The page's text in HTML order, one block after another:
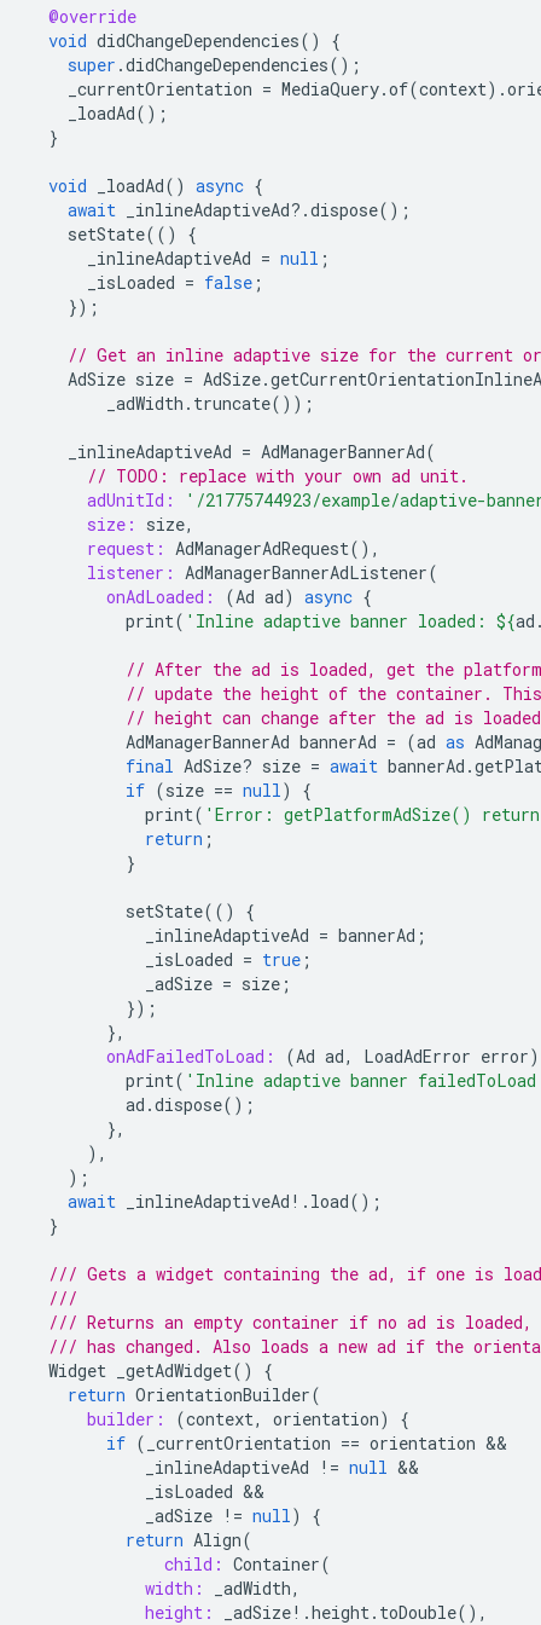
@override
void didChangeDependencies()
{
super .didChangeDependencies();
_currentOrientation = MediaQuery.of(context).
_loadAd();
}
void _loadAd() async {
await
_inlineAdaptiveAd? .dispose();
setState(()
{
_inlineAdaptiveAd = null ;
_isLoaded = false ;
});
// Get an inline adaptive size for the current
AdSize size = AdSize.
_adWidth . truncate());
_inlineAdaptiveAd = AdManagerBannerAd(
// TODO: replace with your own ad unit.
adUnitId:
'/21775744923/example/adaptive-
size:
size,
request:
AdManagerAdRequest(),
listener:
AdManagerBannerAdListener(
onAdLoaded:
(Ad ad) async {
print( 'Inline adaptive banner loaded: ${ad
// After the ad is loaded, get the
// update the height of the container. This
// height can change after the ad is
AdManagerBannerAd bannerAd = (ad as
final AdSize? size = await bannerAd .
if (size == null )
{
print( 'Error: getPlatformAdSize()
return ;
}
setState(()
{
_inlineAdaptiveAd = bannerAd ;
_isLoaded = true ;
_adSize = size ;
});
},
onAdFailedToLoad:
(Ad ad, LoadAdError error)
print( 'Inline adaptive banner
ad .dispose();
},
),
);
await
_inlineAdaptiveAd ! . load();
}
/// Gets a widget containing the ad, if one is
///
/// Returns an empty container if no ad is
/// has changed. Also loads a new ad if the
Widget
_getAdWidget()
{
return OrientationBuilder(
builder:
(context, orientation)
{
if ( _currentOrientation == orientation
_inlineAdaptiveAd
!= null
_isLoaded
_adSize != null )
{
return Align(
child: Container(
width:
_adWidth,
height:
_adSize! .height . toDouble(),